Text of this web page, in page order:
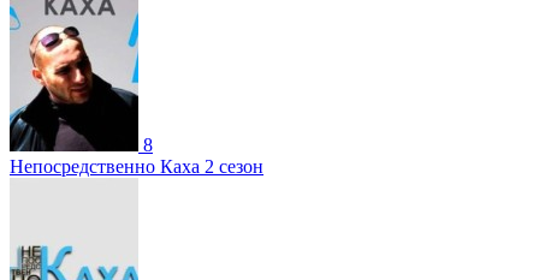
8
Непосредственно Каха 2 сезон